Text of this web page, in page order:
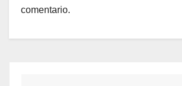
comentario.